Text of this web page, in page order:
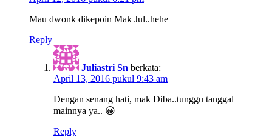
Mau dwonk dikepoin Mak Jul..hehe
Reply
Juliastri Sn berkata:
April 13, 2016 pukul 9:43 am
Dengan senang hati, mak Diba..tunggu tanggal
mainnya ya.. 😀
Reply